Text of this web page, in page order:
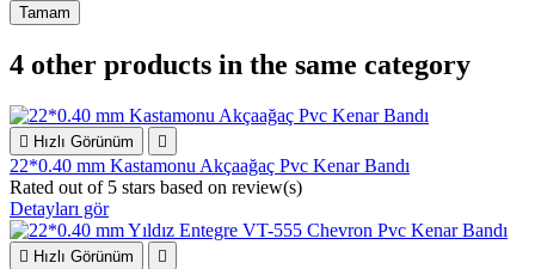
Tamam
4 other products in the same category
 Hızlı Görünüm 
22*0.40 mm Kastamonu Akçaağaç Pvc Kenar Bandı
Rated out of 5 stars based on review(s)
Detayları gör
 Hızlı Görünüm 